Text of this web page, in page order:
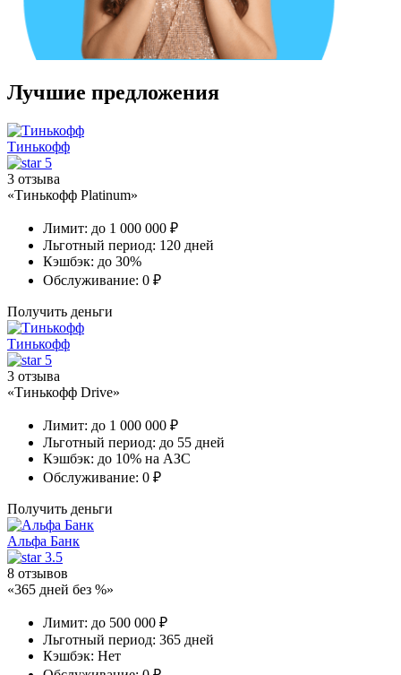
Лучшие предложения
Тинькофф
5
3 отзыва
«Тинькофф Platinum»
Лимит: до 1 000 000 ₽
Льготный период: 120 дней
Кэшбэк: до 30%
Обслуживание: 0 ₽
Получить деньги
Тинькофф
5
3 отзыва
«Тинькофф Drive»
Лимит: до 1 000 000 ₽
Льготный период: до 55 дней
Кэшбэк: до 10% на АЗС
Обслуживание: 0 ₽
Получить деньги
Альфа Банк
3.5
8 отзывов
«365 дней без %»
Лимит: до 500 000 ₽
Льготный период: 365 дней
Кэшбэк: Нет